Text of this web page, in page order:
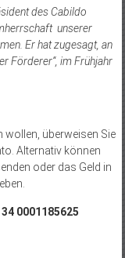
des Cabildo
unserer
Er hat zugesagt, an
Förderer“, im Frühjahr
wollen, überweisen Sie
Alternativ können
oder das Geld in
0001185625